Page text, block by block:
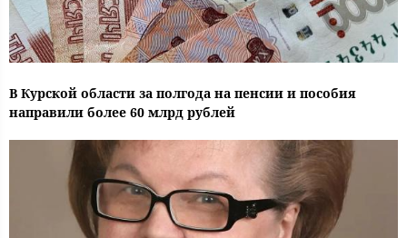
В Курской области за полгода на пенсии и пособия
направили более 60 млрд рублей